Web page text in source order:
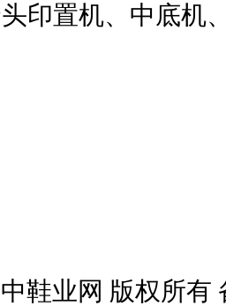
印置机、中底机
鞋业网 版权所有